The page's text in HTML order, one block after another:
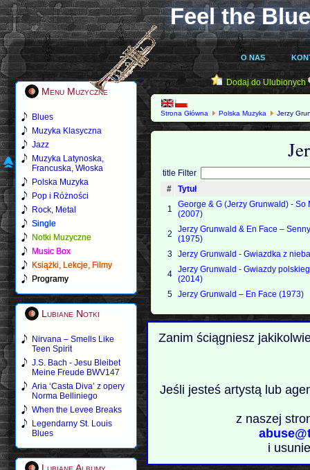
Feel the
O NAS
Menu Muzyczne
Blues
Muzyka Klasyczna
Jazz
Muzyka Latynoska,
Francuska, Włoska
Polska Muzyka
Pop i Różności
Rock, Metal
Single
Notki Muzyczne
Music Box
Książki, Lekcje, Filmy
Programy
Lubiane Notki
Nirvana – Smells Like
Teen Spirit
J.S. Bach - Jesu Bleibet
Meine Freude BWV147
Aria ‘Casta Diva’ z opery
Norma Belliniego
When the Levee Breaks
Legendarny St. Louis
Blues
Dodaj do Ulubionych
Strona Główna Polska Muzyka Jerzy
title Filter
#
Tytuł
1
George & G (Jerzy Grunwald) - So
(2007)
2
Jerzy Grunwald & En Face –
(1975)
3 Jerzy Grunwald - Gwiazdka z
4 Jerzy Grunwald - Gwiazdy
(2014)
5 Jerzy Grunwald – En Face (1973)
Zanim ściągniesz
Jeśli jesteś artystą lub
z naszej
i